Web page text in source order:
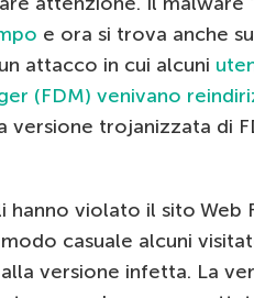
e ora si trova anche
attacco in cui alcuni
(FDM) venivano
versione trojanizzata di
violato il sito Web
casuale alcuni
versione infetta. La